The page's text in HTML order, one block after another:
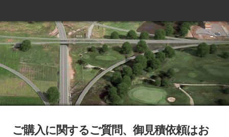
ご購入に関するご質問、御見積依頼はお